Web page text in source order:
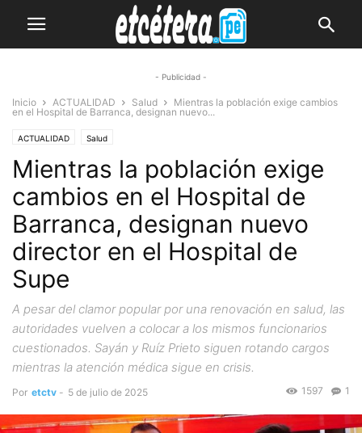
- Publicidad -
Inicio ACTUALIDAD Salud
Mientras la población exige cambios
en el Hospital de Barranca, designan nuevo...
ACTUALIDAD Salud
Mientras la población exige
cambios en el Hospital de
Barranca, designan nuevo
director en el Hospital de
Supe
A pesar del clamor popular por una renovación en salud, las
autoridades vuelven a colocar a los mismos funcionarios
cuestionados. Sayán y Ruíz Prieto siguen rotando cargos
mientras la atención médica sigue en crisis.
Por etctv - 5 de julio de 2025 1
1597